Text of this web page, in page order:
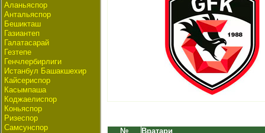
Аланьяспор
Антальяспор
Бешикташ
Газиантеп
Галатасарай
Гезтепе
Генчлербирлиги
Истанбул Башакшехир
Кайсериспор
Касымпаша
Коджаелиспор
Коньяспор
Ризеспор
Самсунспор
№
Вратари